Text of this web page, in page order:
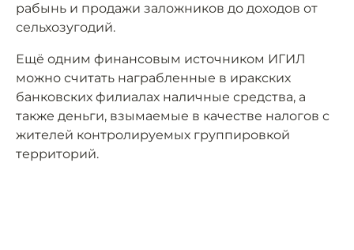
рабынь и продажи заложников до доходов от
сельхозугодий.
Ещё одним финансовым источником ИГИЛ
можно считать награбленные в иракских
банковских филиалах наличные средства, а
также деньги, взымаемые в качестве налогов с
жителей контролируемых группировкой
территорий.